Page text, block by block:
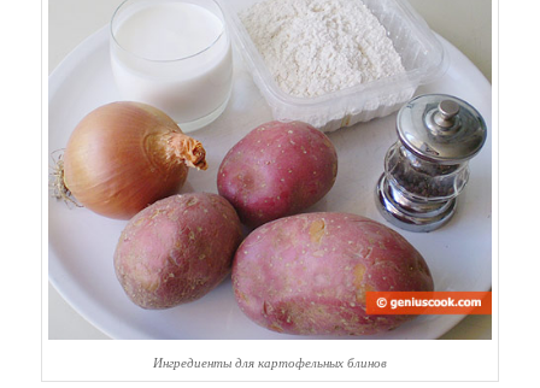
Ингредиенты для картофельных блинов